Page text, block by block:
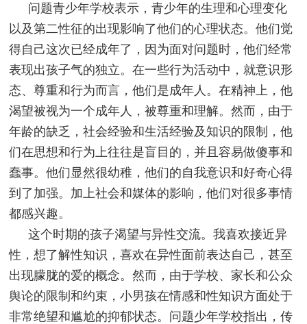
问题青少年学校表示，青少年的生理和心理变化
以及第二性征的出现影响了他们的心理状态。他们觉
得自己这次已经成年了，因为面对问题时，他们经常
表现出孩子气的独立。在一些行为活动中，就意识形
态、尊重和行为而言，他们是成年人。在精神上，他
渴望被视为一个成年人，被尊重和理解。然而，由于
年龄的缺乏，社会经验和生活经验及知识的限制，他
们在思想和行为上往往是盲目的，并且容易做傻事和
蠢事。他们显然很幼稚，他们的自我意识和好奇心得
到了加强。加上社会和媒体的影响，他们对很多事情
都感兴趣。
这个时期的孩子渴望与异性交流。我喜欢接近异
性，想了解性知识，喜欢在异性面前表达自己，甚至
出现朦胧的爱的概念。然而，由于学校、家长和公众
舆论的限制和约束，小男孩在情感和性知识方面处于
非常绝望和尴尬的抑郁状态。问题少年学校指出，传